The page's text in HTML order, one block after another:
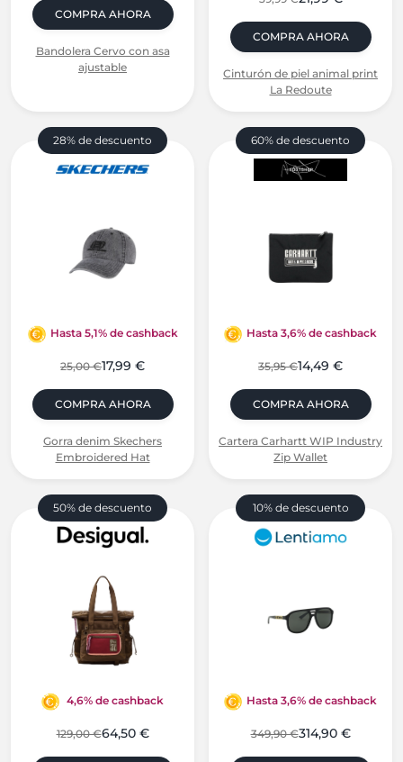
COMPRA AHORA
Bandolera Cervo con asa
ajustable
COMPRA AHORA
Cinturón de piel animal print
La Redoute
28% de descuento
Hasta 5,1% de cashback
25,00 €17,99 €
COMPRA AHORA
Gorra denim Skechers
Embroidered Hat
60% de descuento
Hasta 3,6% de cashback
35,95 €14,49 €
COMPRA AHORA
Cartera Carhartt WIP Industry
Zip Wallet
50% de descuento
4,6% de cashback
129,00 €64,50 €
10% de descuento
Hasta 3,6% de cashback
349,90 €314,90 €